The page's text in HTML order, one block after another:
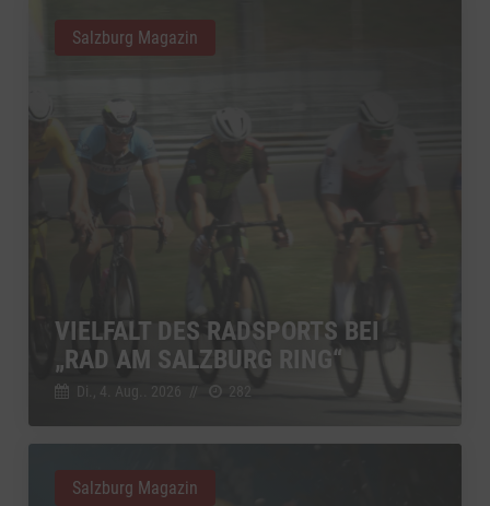
VIELFALT DES RADSPORTS BEI
„RAD AM SALZBURG RING“
Di., 4. Aug.. 2026 // 282
Salzburg Magazin
Salzburg Magazin